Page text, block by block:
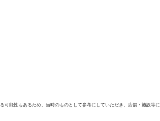
能性もあるため、当時のものとして参考にしていただき、店舗・施設等に